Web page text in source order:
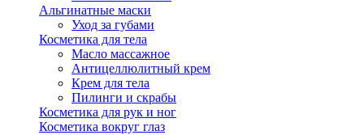
Альгинатные маски
Уход за губами
Косметика для тела
Масло массажное
Антицеллюлитный крем
Крем для тела
Пилинги и скрабы
Косметика для рук и ног
Косметика вокруг глаз